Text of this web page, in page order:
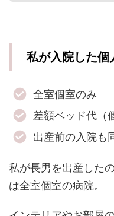
私が入院した個
全室個室のみ
差額ベッド代（
出産前の入院も
私が長男を出産した
は全室個室の病院。